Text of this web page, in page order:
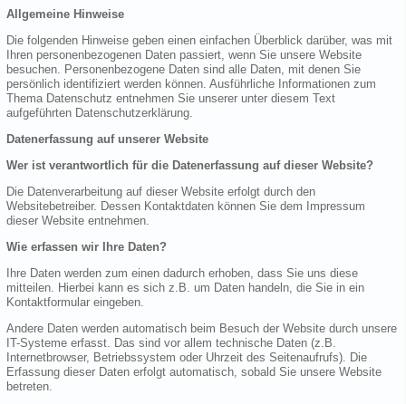
Allgemeine Hinweise
Die folgenden Hinweise geben einen einfachen Überblick darüber, was mit
Ihren personenbezogenen Daten passiert, wenn Sie unsere Website
besuchen. Personenbezogene Daten sind alle Daten, mit denen Sie
persönlich identifiziert werden können. Ausführliche Informationen zum
Thema Datenschutz entnehmen Sie unserer unter diesem Text
aufgeführten Datenschutzerklärung.
Datenerfassung auf unserer Website
Wer ist verantwortlich für die Datenerfassung auf dieser Website?
Die Datenverarbeitung auf dieser Website erfolgt durch den
Websitebetreiber. Dessen Kontaktdaten können Sie dem Impressum
dieser Website entnehmen.
Wie erfassen wir Ihre Daten?
Ihre Daten werden zum einen dadurch erhoben, dass Sie uns diese
mitteilen. Hierbei kann es sich z.B. um Daten handeln, die Sie in ein
Kontaktformular eingeben.
Andere Daten werden automatisch beim Besuch der Website durch unsere
IT-Systeme erfasst. Das sind vor allem technische Daten (z.B.
Internetbrowser, Betriebssystem oder Uhrzeit des Seitenaufrufs). Die
Erfassung dieser Daten erfolgt automatisch, sobald Sie unsere Website
betreten.